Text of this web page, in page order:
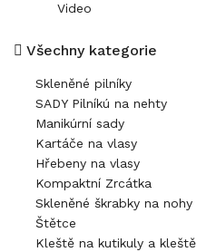
Video
Všechny kategorie
Skleněné pilníky
SADY Pilníkú na nehty
Manikúrní sady
Kartáče na vlasy
Hřebeny na vlasy
Kompaktní Zrcátka
Skleněné škrabky na nohy
Štětce
Kleště na kutikuly a kleště